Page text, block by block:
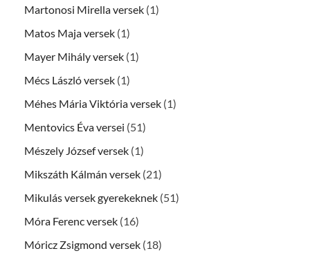
Martonosi Mirella versek (1)
Matos Maja versek (1)
Mayer Mihály versek (1)
Mécs László versek (1)
Méhes Mária Viktória versek (1)
Mentovics Éva versei (51)
Mészely József versek (1)
Mikszáth Kálmán versek (21)
Mikulás versek gyerekeknek (51)
Móra Ferenc versek (16)
Móricz Zsigmond versek (18)